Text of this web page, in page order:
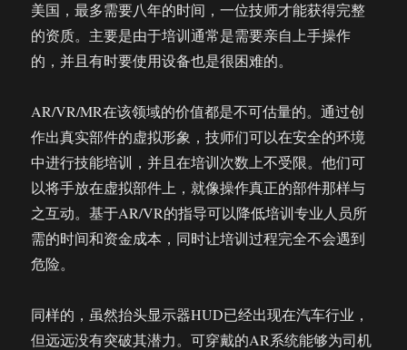
美国，最多需要八年的时间，一位技师才能获得完整
的资质。主要是由于培训通常是需要亲自上手操作
的，并且有时要使用设备也是很困难的。
AR/VR/MR在该领域的价值都是不可估量的。通过创
作出真实部件的虚拟形象，技师们可以在安全的环境
中进行技能培训，并且在培训次数上不受限。他们可
以将手放在虚拟部件上，就像操作真正的部件那样与
之互动。基于AR/VR的指导可以降低培训专业人员所
需的时间和资金成本，同时让培训过程完全不会遇到
危险。
同样的，虽然抬头显示器HUD已经出现在汽车行业，
但远远没有突破其潜力。可穿戴的AR系统能够为司机